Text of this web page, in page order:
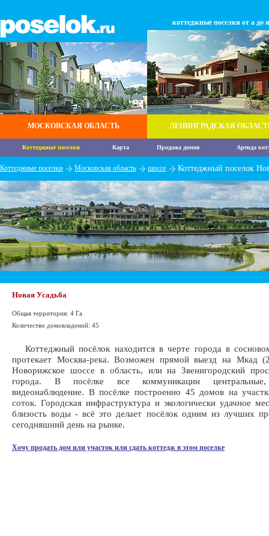
МОСКОВСКАЯ ОБЛАСТЬ
коттеджные поселки от а до я
ЛЕНИНГРАДСКАЯ
Коттеджные поселки Карта Продажа домов Аренда
Коттеджные поселки Московская область шоссе Коттеджный поселок
Новая Усадьба
Общая территория: 4 Га
Количество домовладений: 45
Коттеджный посёлок находится в черте города в
протекает Москва-река. Возможен прямой выезд на Мкад
Новорижское шоссе в область, или на Звенигородский
города. В посёлке все коммуникации
видеонаблюдение. В посёлке построенно 45 домов на
соток. Городская инфраструктура и экологически удачное
близость воды - всё это делает посёлок одним из лучших
сегодняшний день на рынке.
Хочу продать дом или участок или сдать коттедж в этом поселке